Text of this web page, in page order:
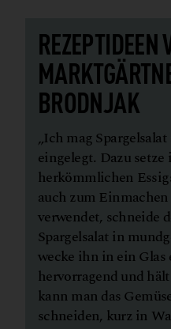
REZEPTIDEEN
BRODNJAK
„Ich mag
eingelegt. Dazu
herkömmlichen
auch zum
verwendet, schneide
Spargelsalat in
wecke ihn in ein Glas
hervorragend und
kann man das
schneiden, kurz in